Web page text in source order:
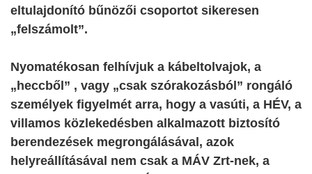
eltulajdonító bűnözői csoportot sikeresen
„felszámolt”.
Nyomatékosan felhívjuk a kábeltolvajok, a
„heccből” , vagy „csak szórakozásból” rongáló
személyek figyelmét arra, hogy a vasúti, a HÉV, a
villamos közlekedésben alkalmazott biztosító
berendezések megrongálásával, azok
helyreállításával nem csak a MÁV Zrt-nek, a